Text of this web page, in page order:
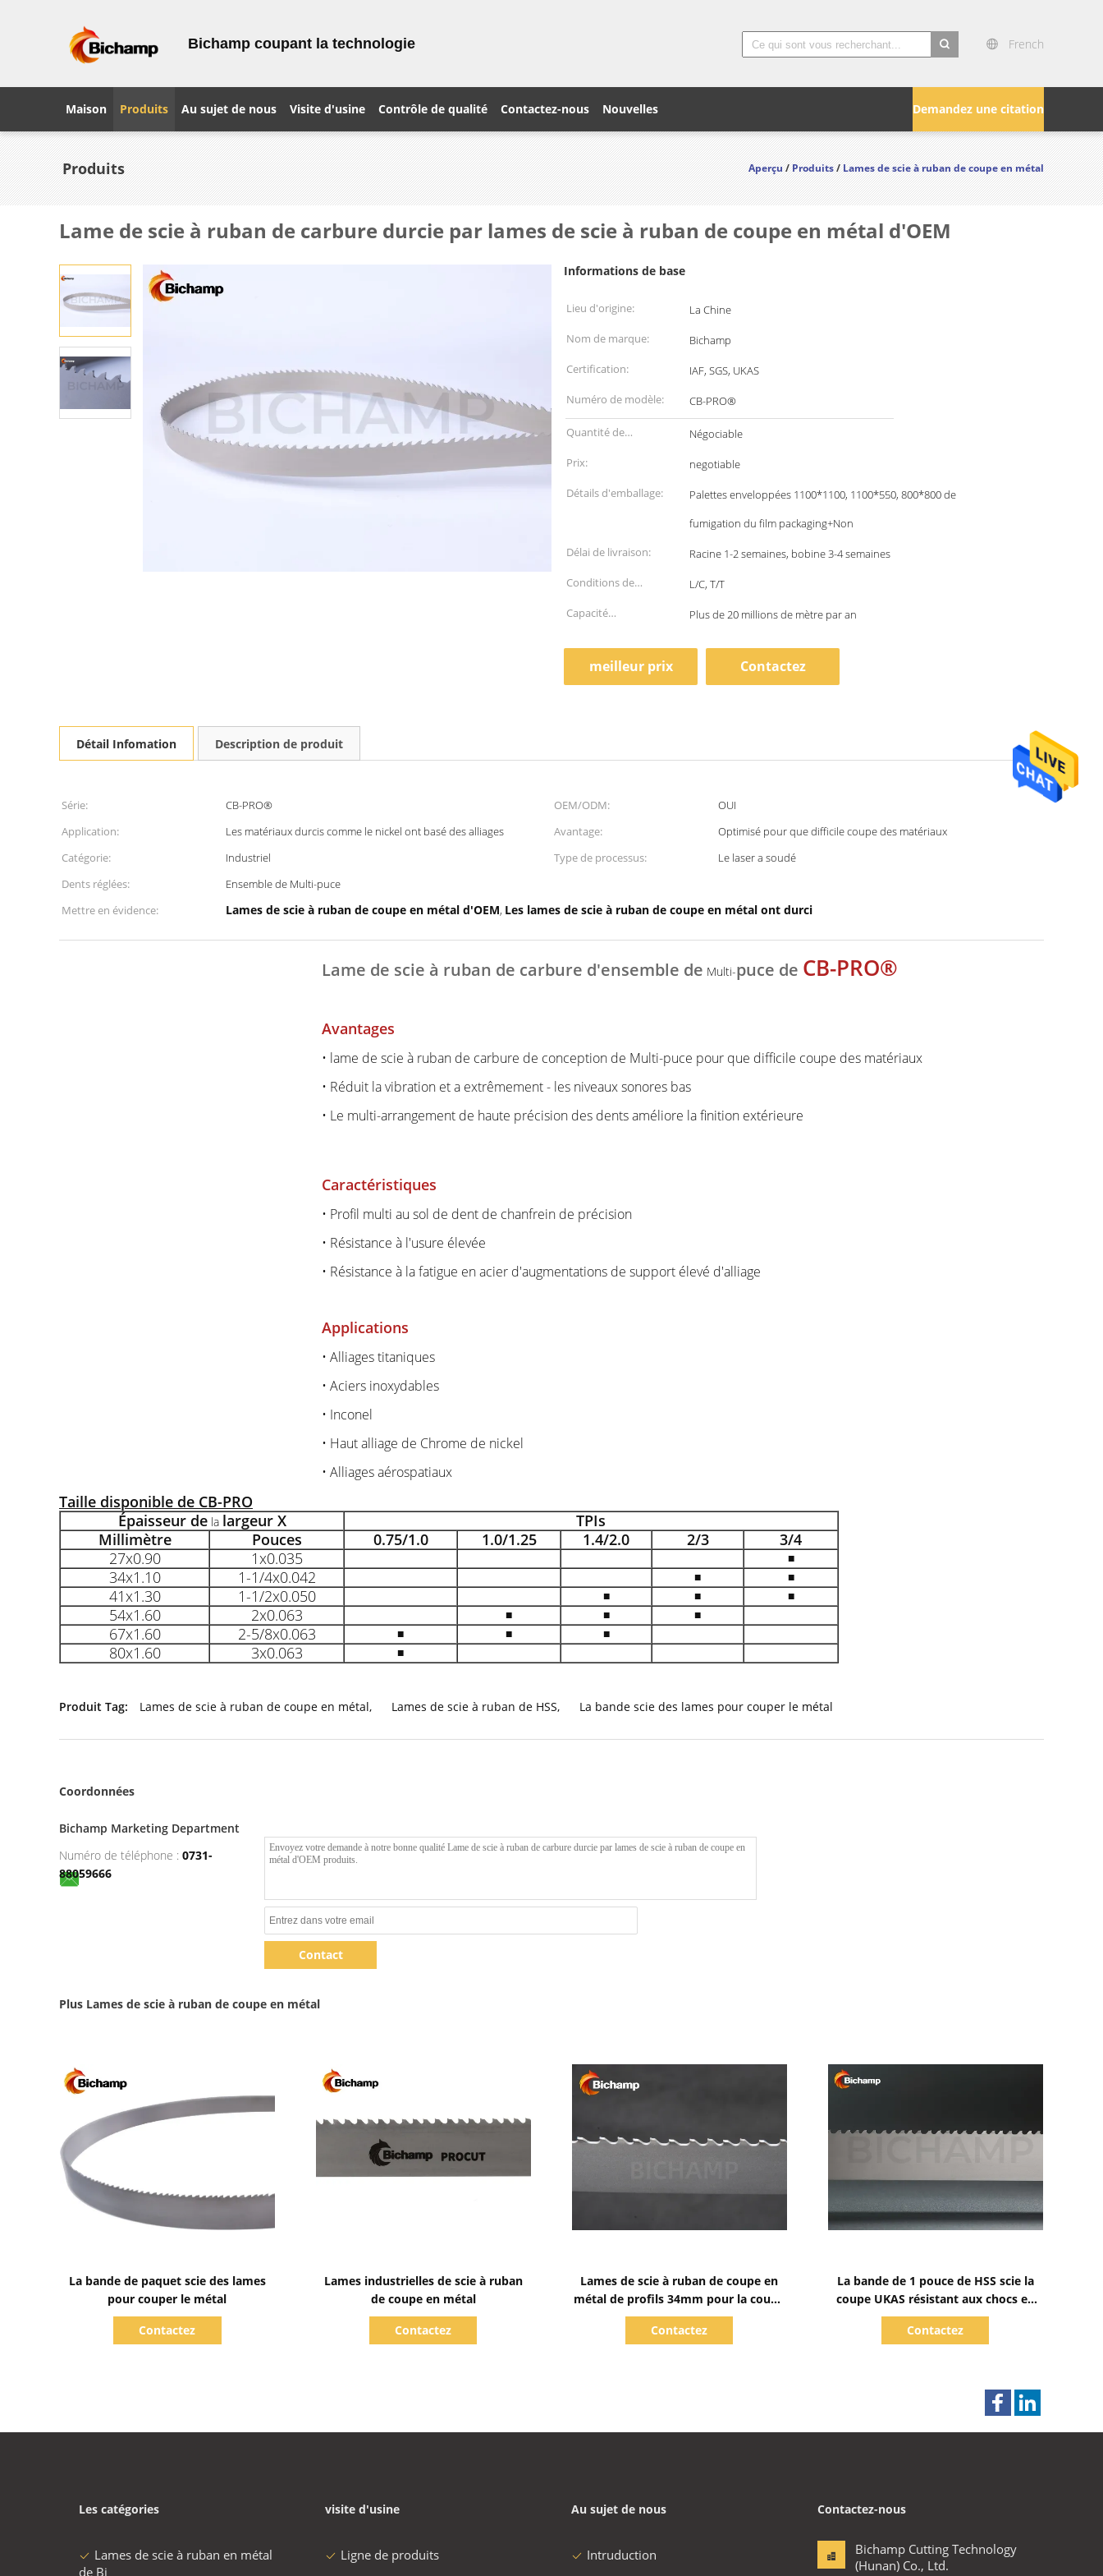
Bichamp coupant la technologie French
Demandez une citation
Maison Produits Au sujet de nous Visite d'usine Contrôle de qualité Contactez-nous Nouvelles
Produits Aperçu/Produits/Lames de scie à ruban de coupe en métal
Lame de scie à ruban de carbure durcie par lames de scie à ruban de coupe en métal d'OEM
Informations de base
Lieu d'origine:
La Chine
Nom de marque:
Bichamp
Certification:
IAF, SGS, UKAS
Numéro de modèle:
CB-PRO®
Quantité de
commande min:
Négociable
Prix:
negotiable
Détails d'emballage:
Palettes enveloppées 1100*1100, 1100*550, 800*800 de
fumigation du film packaging+Non
Délai de livraison:
Racine 1-2 semaines, bobine 3-4 semaines
Conditions de
paiement:
L/C, T/T
Capacité
Plus de 20 millions de mètre par an
meilleur prix Contactez
Détail Infomation Description de produit
Série: CB-PRO® OEM/ODM:
OUI
Application:
Les matériaux durcis comme le nickel ont basé des alliages Avantage:
Optimisé pour que difficile coupe des matériaux
Catégorie:
Industriel Type de processus:
Le laser a soudé
Dents réglées:
Ensemble de Multi-puce
Mettre en évidence:
Lames de scie à ruban de coupe en métal d'OEM, Les lames de scie à ruban de coupe en métal ont durci
Lame de scie à ruban de carbure d'ensemble de Multi-puce de CB-PRO®
Avantages
• lame de scie à ruban de carbure de conception de Multi-puce pour que difficile coupe des matériaux
• Réduit la vibration et a extrêmement - les niveaux sonores bas
• Le multi-arrangement de haute précision des dents améliore la finition extérieure
Caractéristiques
• Profil multi au sol de dent de chanfrein de précision
• Résistance à l'usure élevée
• Résistance à la fatigue en acier d'augmentations de support élevé d'alliage
Applications
• Alliages titaniques
• Aciers inoxydables
• Inconel
• Haut alliage de Chrome de nickel
• Alliages aérospatiaux
Taille disponible de CB-PRO
Épaisseur dela largeur X
TPIs
Millimètre
Pouces 0.75/1.0 1.0/1.25 1.4/2.0 2/3
3/4
27x0.90
1x0.035 ■
34x1.10 1-1/4x0.042 ■ ■
41x1.30 1-1/2x0.050 ■ ■ ■
54x1.60 2x0.063 ■ ■ ■
67x1.60 2-5/8x0.063 ■ ■ ■
80x1.60 3x0.063 ■
Produit Tag: Lames de scie à ruban de coupe en métal, Lames de scie à ruban de HSS, La bande scie des lames pour couper le métal
Coordonnées
Bichamp Marketing Department
Numéro de téléphone : 0731-
88059666
Contact
Plus Lames de scie à ruban de coupe en métal
La bande de paquet scie des lames
pour couper le métal
Contactez
Lames industrielles de scie à ruban
de coupe en métal
Contactez
Lames de scie à ruban de coupe en
métal de profils 34mm pour la coupe
structurelle
Contactez
La bande de 1 pouce de HSS scie la
coupe UKAS résistant aux chocs en
métal de lames
Contactez
Les catégories
Lames de scie à ruban en métal
de Bi
visite d'usine
Ligne de produits
Au sujet de nous
Intruduction
Contactez-nous
Bichamp Cutting Technology
(Hunan) Co., Ltd.